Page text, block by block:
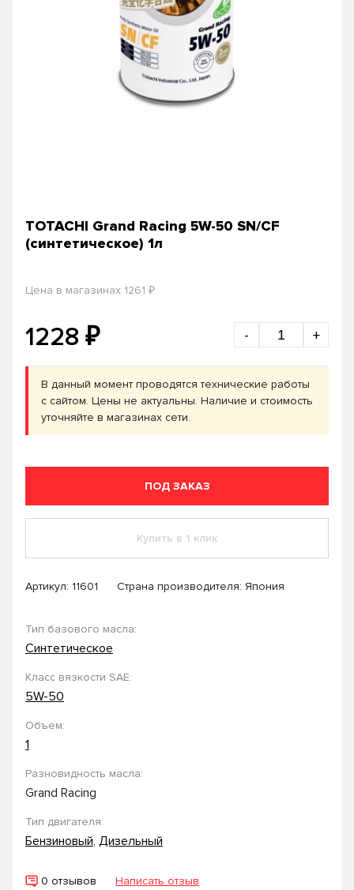
TOTACHI Grand Racing 5W-50 SN/CF
(синтетическое) 1л
Цена в магазинах 1261 ₽
1228 ₽ - +
В данный момент проводятся технические работы
с сайтом. Цены не актуальны. Наличие и стоимость
уточняйте в магазинах сети.
ПОД ЗАКАЗ
Купить в 1 клик
Артикул: 11601 Страна производителя: Япония
Тип базового масла:
Синтетическое
Класс вязкости SAE:
5W-50
Объем:
1
Разновидность масла:
Grand Racing
Тип двигателя:
Бензиновый, Дизельный
0 отзывов Написать отзыв